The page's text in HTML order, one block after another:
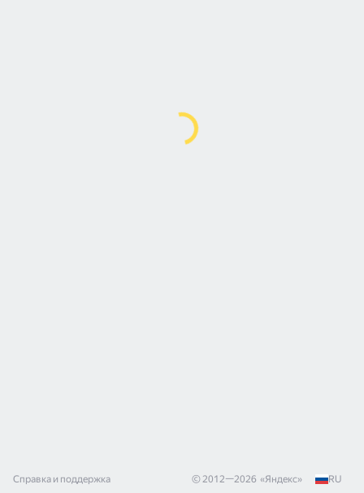
Справка и поддержка © 2012—2026 «Яндекс» RU